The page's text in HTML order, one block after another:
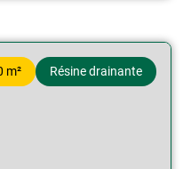
m² Résine drainante